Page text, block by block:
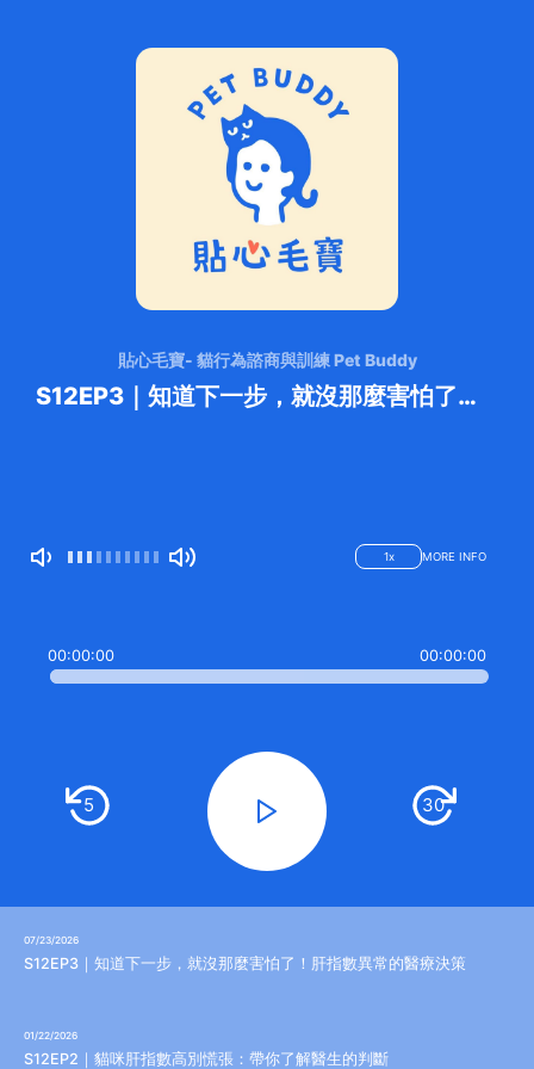
貼心毛寶- 貓行為諮商與訓練 Pet Buddy
S12EP3｜知道下一步，就沒那麼害怕了！肝指數異常的醫療決策
5 30
00:00:00 00:00:00
1x MORE INFO
07/23/2026
S12EP3｜知道下一步，就沒那麼害怕了！肝指數異常的醫療決策
01/22/2026
S12EP2｜貓咪肝指數高別慌張：帶你了解醫生的判斷